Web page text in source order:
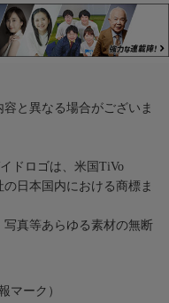
と異なる場合がございま
ドロゴは、米国TiVo
日本国内における商標ま
真等あらゆる素材の無断
マーク）